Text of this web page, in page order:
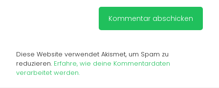
Diese Website verwendet Akismet, um Spam zu
reduzieren. Erfahre, wie deine Kommentardaten
verarbeitet werden.